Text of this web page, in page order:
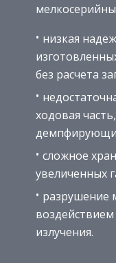
низкая
без расчета
ходовая
сложное
увеличенных
разрушение
излучения.